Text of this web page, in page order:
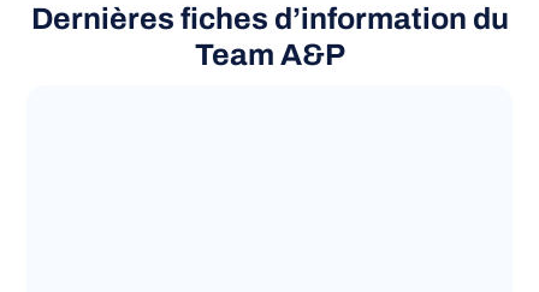
Dernières fiches d’information du
Team A&P